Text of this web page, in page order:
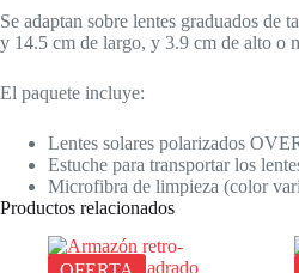
Se adaptan sobre lentes graduados de
y 14.5 cm de largo, y 3.9 cm de alto o
El paquete incluye:
Lentes solares polarizados
Estuche para transportar los
Microfibra de limpieza (color
Productos relacionados